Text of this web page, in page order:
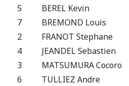
5
BEREL Kevin
7
BREMOND Louis
2
FRANOT Stephane
4
JEANDEL Sebastien
3
MATSUMURA Cocoro
6
TULLIEZ Andre